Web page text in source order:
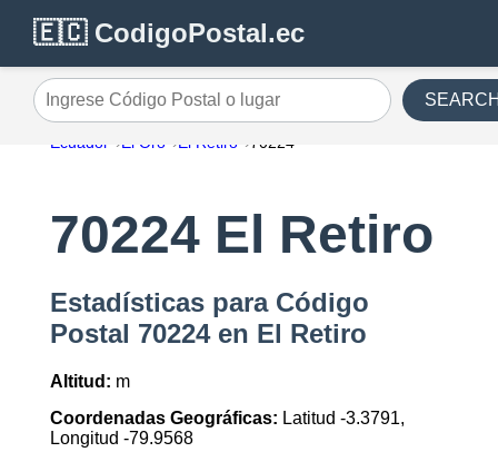
🇪🇨 CodigoPostal.ec
Ingrese Código Postal o lugar
Ecuador El Oro El Retiro 70224
70224 El Retiro
Estadísticas para Código
Postal 70224 en El Retiro
Altitud: m
Coordenadas Geográficas: Latitud -3.3791,
Longitud -79.9568